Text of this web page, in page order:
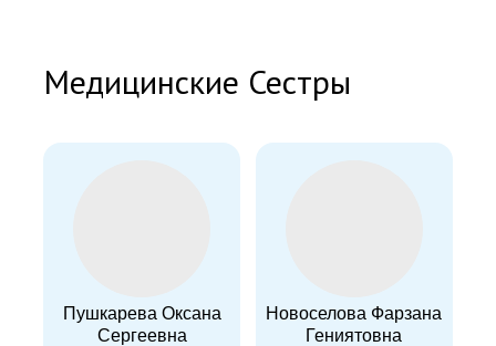
Пушкарева Оксана
Сергеевна
Новоселова Фарзана
Гениятовна
Медицинские Сестры